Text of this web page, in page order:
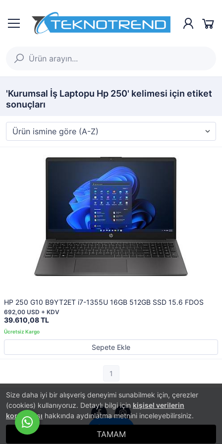
Size daha iyi bir alışveriş deneyimi sunabilmek için, çerezler
(cookies) kullanıyoruz. Detaylı bilgi için kişisel verilerin
korunması hakkında aydınlatma metnini inceleyebilirsiniz.
TAMAM
'Kurumsal İş Laptopu Hp 250' kelimesi için etiket
sonuçları
HP 250 G10 B9YT2ET i7-1355U 16GB 512GB SSD 15.6 FDOS
39.610,08 TL
692,00 USD + KDV
Sepete Ekle
1
İletişim
E-Ticaret Sistemi